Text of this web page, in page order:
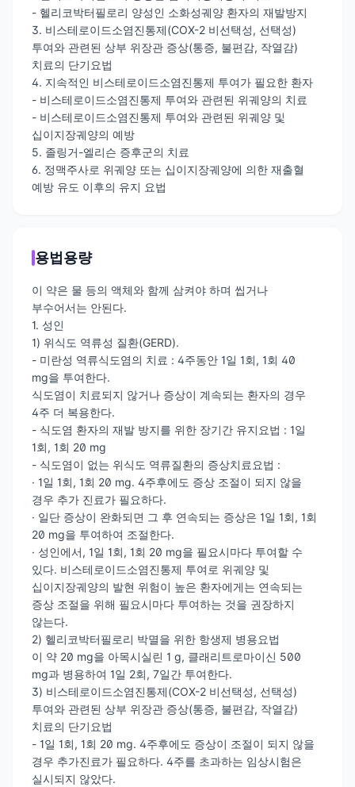
- 헬리코박터필로리 양성인 소화성궤양 환자의 재발방지
3. 비스테로이드소염진통제(COX-2 비선택성, 선택성)
투여와 관련된 상부 위장관 증상(통증, 불편감, 작열감)
치료의 단기요법
4. 지속적인 비스테로이드소염진통제 투여가 필요한 환자
- 비스테로이드소염진통제 투여와 관련된 위궤양의 치료
- 비스테로이드소염진통제 투여와 관련된 위궤양 및
십이지장궤양의 예방
5. 졸링거-엘리슨 증후군의 치료
6. 정맥주사로 위궤양 또는 십이지장궤양에 의한 재출혈
예방 유도 이후의 유지 요법
용법용량
이 약은 물 등의 액체와 함께 삼켜야 하며 씹거나
부수어서는 안된다.
1. 성인
1) 위식도 역류성 질환(GERD).
- 미란성 역류식도염의 치료 : 4주동안 1일 1회, 1회 40
mg을 투여한다.
식도염이 치료되지 않거나 증상이 계속되는 환자의 경우
4주 더 복용한다.
- 식도염 환자의 재발 방지를 위한 장기간 유지요법 : 1일
1회, 1회 20 mg
- 식도염이 없는 위식도 역류질환의 증상치료요법 :
· 1일 1회, 1회 20 mg. 4주후에도 증상 조절이 되지 않을
경우 추가 진료가 필요하다.
· 일단 증상이 완화되면 그 후 연속되는 증상은 1일 1회, 1회
20 mg을 투여하여 조절한다.
· 성인에서, 1일 1회, 1회 20 mg을 필요시마다 투여할 수
있다. 비스테로이드소염진통제 투여로 위궤양 및
십이지장궤양의 발현 위험이 높은 환자에게는 연속되는
증상 조절을 위해 필요시마다 투여하는 것을 권장하지
않는다.
2) 헬리코박터필로리 박멸을 위한 항생제 병용요법
이 약 20 mg을 아목시실린 1 g, 클래리트로마이신 500
mg과 병용하여 1일 2회, 7일간 투여한다.
3) 비스테로이드소염진통제(COX-2 비선택성, 선택성)
투여와 관련된 상부 위장관 증상(통증, 불편감, 작열감)
치료의 단기요법
- 1일 1회, 1회 20 mg. 4주후에도 증상이 조절이 되지 않을
경우 추가진료가 필요하다. 4주를 초과하는 임상시험은
실시되지 않았다.